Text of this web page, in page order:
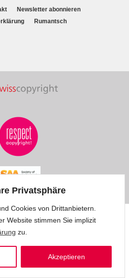
Privatsphäre
Cookies von Drittanbietern.
Website stimmen Sie implizit
zu.
Akzeptieren
Newsletter abonnieren
Rumantsch